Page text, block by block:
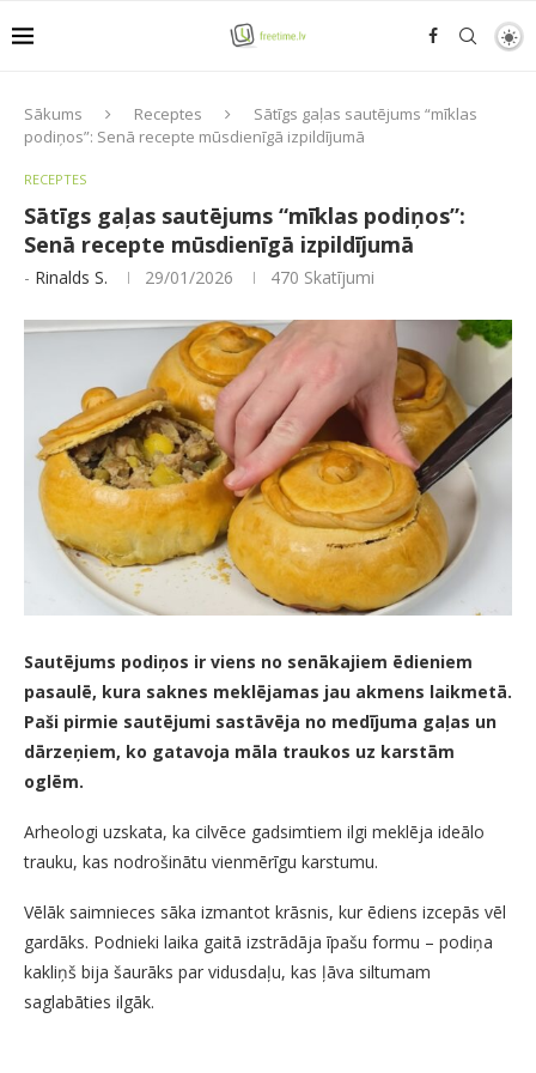
Sākums Receptes
Sātīgs gaļas sautējums “mīklas
podiņos”: Senā recepte mūsdienīgā izpildījumā
RECEPTES
Sātīgs gaļas sautējums “mīklas podiņos”:
Senā recepte mūsdienīgā izpildījumā
- Rinalds S. 29/01/2026 470 Skatījumi
Sautējums podiņos ir viens no senākajiem ēdieniem
pasaulē, kura saknes meklējamas jau akmens laikmetā.
Paši pirmie sautējumi sastāvēja no medījuma gaļas un
dārzeņiem, ko gatavoja māla traukos uz karstām
oglēm.
Arheologi uzskata, ka cilvēce gadsimtiem ilgi meklēja ideālo
trauku, kas nodrošinātu vienmērīgu karstumu.
Vēlāk saimnieces sāka izmantot krāsnis, kur ēdiens izcepās vēl
gardāks. Podnieki laika gaitā izstrādāja īpašu formu – podiņa
kakliņš bija šaurāks par vidusdaļu, kas ļāva siltumam
saglabāties ilgāk.